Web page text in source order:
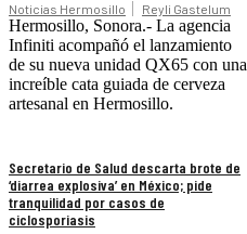
Noticias Hermosillo Reyli Gastelum
Hermosillo, Sonora.- La agencia
Infiniti acompañó el lanzamiento
de su nueva unidad QX65 con una
increíble cata guiada de cerveza
artesanal en Hermosillo.
Secretario de Salud descarta brote de
‘diarrea explosiva’ en México; pide
tranquilidad por casos de
ciclosporiasis